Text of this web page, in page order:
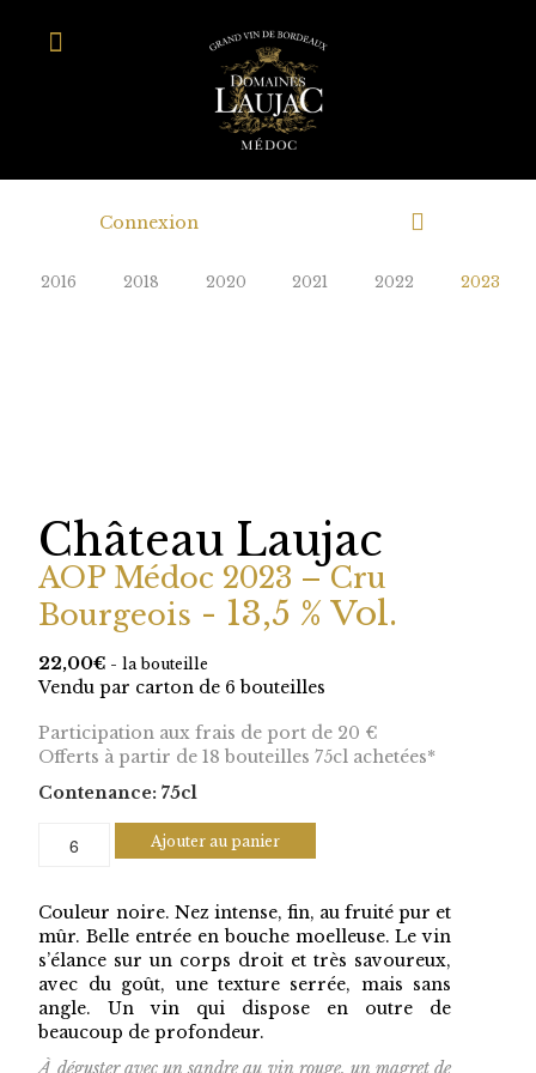
2016 2018 2020 2021 2022 2023
Connexion
Château Laujac
AOP Médoc 2023 – Cru
Bourgeois - 13,5 % Vol.
22,00€ - la bouteille
Vendu par carton de 6 bouteilles
Participation aux frais de port de 20 €
Offerts à partir de 18 bouteilles 75cl achetées*
Contenance: 75cl
Ajouter au panier
Couleur noire. Nez intense, fin, au fruité pur et
mûr. Belle entrée en bouche moelleuse. Le vin
s’élance sur un corps droit et très savoureux,
avec du goût, une texture serrée, mais sans
angle. Un vin qui dispose en outre de
beaucoup de profondeur.
À déguster avec un sandre au vin rouge, un magret de